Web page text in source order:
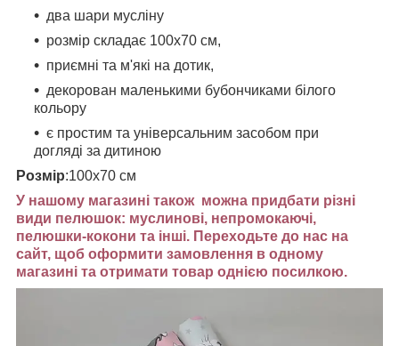
два шари мусліну
розмір складає 100х70 см,
приємні та м'які на дотик,
декорован маленькими бубончиками білого
кольору
є простим та універсальним засобом при
догляді за дитиною
Розмір:100х70 см
У нашому магазині також можна придбати різні
види пелюшок: муслинові, непромокаючі,
пелюшки-кокони та інші. Переходьте до нас на
сайт, щоб оформити замовлення в одному
магазині та отримати товар однією посилкою.